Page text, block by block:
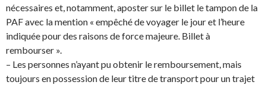
nécessaires et, notamment, aposter sur le billet le tampon de la
PAF avec la mention « empêché de voyager le jour et l’heure
indiquée pourdes raisons de force majeure. Billet à
rembourser ».
– Les personnes n’ayant pu obtenir le remboursement, mais
toujours en possession de leur titre de transport pour un trajet